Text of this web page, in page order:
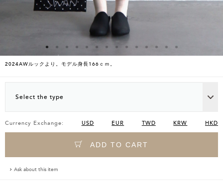
2024AWルックより。モデル身長166ｃｍ。
Select the type
Currency Exchange: USD EUR TWD KRW HKD
ADD TO CART
Ask about this item